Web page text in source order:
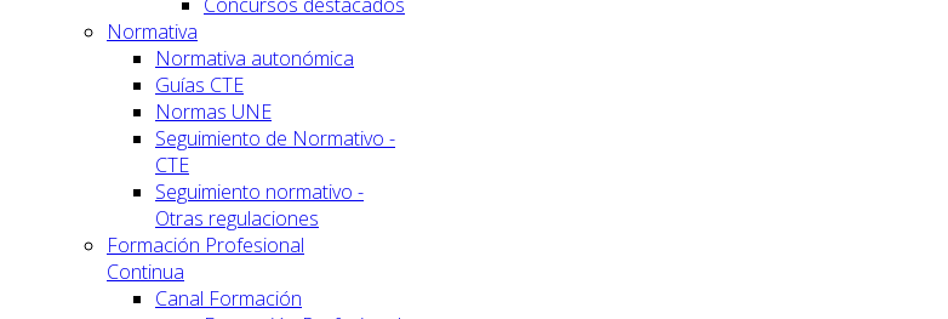
Normativa
Normativa autonómica
Guías CTE
Normas UNE
Seguimiento de Normativo -
CTE
Seguimiento normativo -
Otras regulaciones
Formación Profesional
Continua
Canal Formación